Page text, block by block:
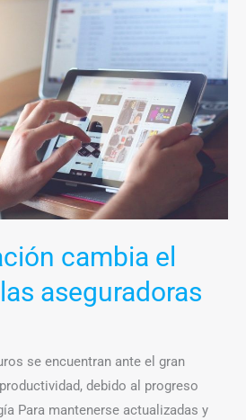
cambia el
aseguradoras
se encuentran ante el gran
debido al progreso
Para mantenerse actualizadas y